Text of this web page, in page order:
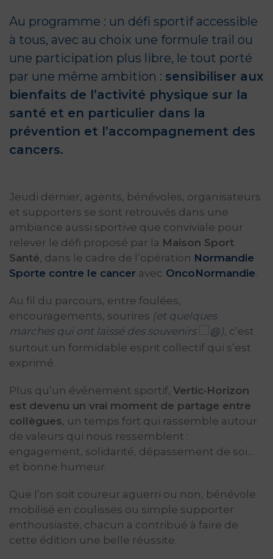
Au programme : un défi sportif accessible
à tous, avec au choix une formule trail ou
une participation plus libre, le tout porté
par une même ambition : sensibiliser aux
bienfaits de l’activité physique sur la
santé et en particulier dans la
prévention et l’accompagnement des
cancers.
Jeudi dernier, agents, bénévoles, organisateurs
et supporters se sont retrouvés dans une
ambiance aussi sportive que conviviale pour
relever le défi proposé par la Maison Sport
Santé, dans le cadre de l’opération Normandie
Sporte contre le cancer avec OncoNormandie.
Au fil du parcours, entre foulées,
encouragements, sourires (et quelques
marches qui ont laissé des souvenirs
), c’est
surtout un formidable esprit collectif qui s’est
exprimé.
Plus qu’un événement sportif, Vertic·Horizon
est devenu un vrai moment de partage entre
collègues, un temps fort qui rassemble autour
de valeurs qui nous ressemblent :
engagement, solidarité, dépassement de soi…
et bonne humeur.
Que l’on soit coureur aguerri ou non, bénévole
mobilisé en coulisses ou simple supporter
enthousiaste, chacun a contribué à faire de
cette édition une belle réussite.